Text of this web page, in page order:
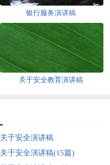
银行服务演讲稿
关于安全教育演讲稿
关于安全演讲稿
关于安全演讲稿(15篇)